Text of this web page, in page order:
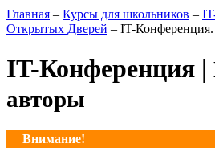
Главная – Курсы для школьников –
Открытых Дверей – IT-
IT-Конференция |
авторы
Внимание!